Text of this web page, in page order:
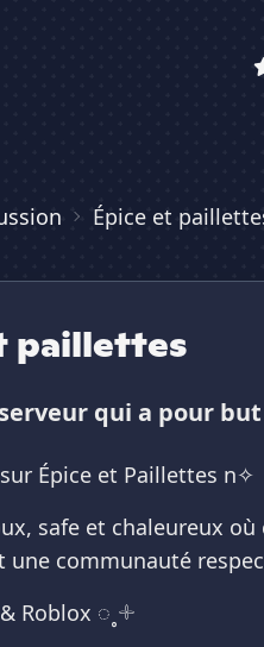
Épice et
paillettes
qui a pour
Épice et Paillettes n✧
safe et chaleureux
une communauté
Roblox ◌˳𓇬